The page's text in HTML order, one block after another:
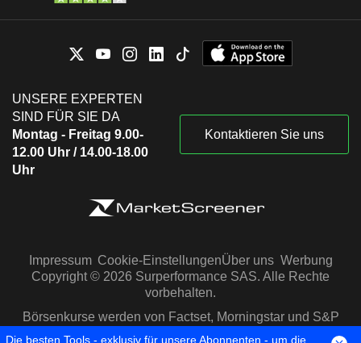
UNSERE EXPERTEN
SIND FÜR SIE DA
Montag - Freitag 9.00-
12.00 Uhr / 14.00-18.00
Uhr
Kontaktieren Sie uns
Impressum Cookie-EinstellungenÜber uns Werbung
Copyright © 2026 Surperformance SAS. Alle Rechte
vorbehalten.
Börsenkurse werden von Factset, Morningstar und S&P
Capital IQ zur Verfügung gestellt
Die besten Tools - exklusiv für unsere Abonnenten - um die